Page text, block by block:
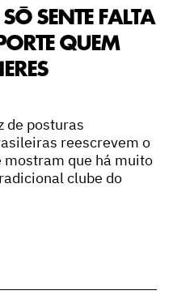
SENTE FALTA
QUEM
de posturas
reescrevem o
mostram que há muito
clube do